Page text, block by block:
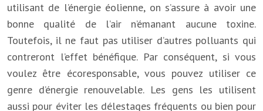
utilisant de l’énergie éolienne, on s’assure à avoir une
bonne qualité de l’air n’émanant aucune toxine.
Toutefois, il ne faut pas utiliser d’autres polluants qui
contreront l’effet bénéfique. Par conséquent, si vous
voulez être écoresponsable, vous pouvez utiliser ce
genre d’énergie renouvelable. Les gens les utilisent
aussi pour éviter les délestages fréquents ou bien pour